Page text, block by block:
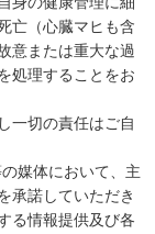
亡（心臓マヒも含
意または重大な過
処理することをお
一切の責任はご自
媒体において、主
承諾していただき
る情報提供及び各